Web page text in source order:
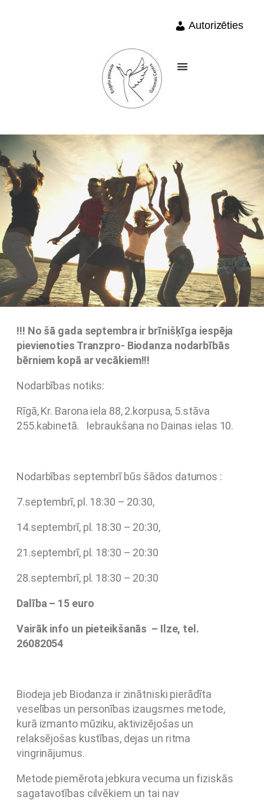
Autorizēties
!!! No šā gada septembra ir brīnišķīga iespēja
pievienoties Tranzpro- Biodanza nodarbībās
bērniem kopā ar vecākiem!!!
Nodarbības notiks:
Rīgā, Kr. Barona iela 88, 2.korpusa, 5.stāva
255.kabinetā. Iebraukšana no Dainas ielas 10.
Nodarbības septembrī būs šādos datumos :
7.septembrī, pl. 18:30 – 20:30,
14.septembrī, pl. 18:30 – 20:30,
21.septembrī, pl. 18:30 – 20:30
28.septembrī, pl. 18:30 – 20:30
Dalība – 15 euro
Vairāk info un pieteikšanās – Ilze, tel.
26082054
Biodeja jeb Biodanza ir zinātniski pierādīta
veselības un personības izaugsmes metode,
kurā izmanto mūziku, aktivizējošas un
relaksējošas kustības, dejas un ritma
vingrinājumus.
Metode piemērota jebkura vecuma un fiziskās
sagatavotības cilvēkiem un tai nav